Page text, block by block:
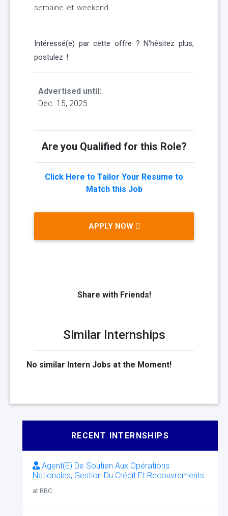
semaine et weekend.
Intéressé(e) par cette offre ? N'hésitez plus,
postulez !
Advertised until:
Dec. 15, 2025
Are you Qualified for this Role?
Click Here to Tailor Your Resume to
Match this Job
APPLY NOW
Share with Friends!
Similar Internships
No similar Intern Jobs at the Moment!
RECENT INTERNSHIPS
Agent(E) De Soutien Aux Opérations
Nationales, Gestion Du Crédit Et Recouvrements
at RBC